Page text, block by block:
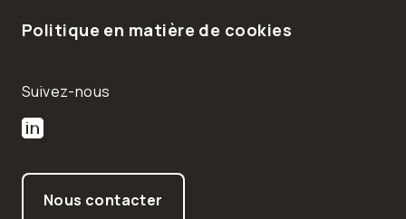
Politique en matière de cookies
Suivez-nous
Nous contacter